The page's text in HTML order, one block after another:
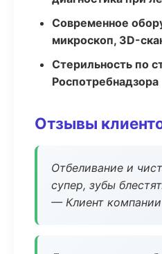
Современное
микроскоп, 3D-
Стерильность по
Роспотребнадзора
Отзывы
Отбеливание и
супер, зубы
— Клиент компании